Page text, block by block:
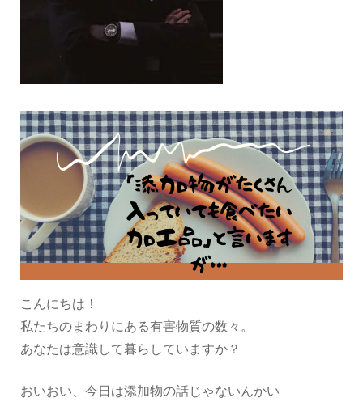
こんにちは！
私たちのまわりにある有害物質の数々。
あなたは意識して暮らしていますか？
おいおい、今日は添加物の話じゃないんかい